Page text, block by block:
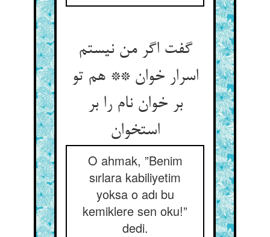
گفت اگر من نیستم
اسرار خوان ** هم تو
بر خوان نام را بر
استخوان‏
O ahmak, ”Benim
sırlara kabiliyetim
yoksa o adı bu
kemiklere sen oku!”
dedi.